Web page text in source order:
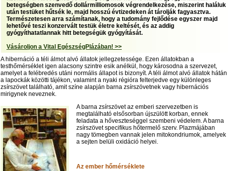
betegségben szenvedő dollármilliomosok végrendelkezése, miszerint haláluk
után testüket hűtsék le, majd hosszú évtizedeken át tárolják fagyasztva.
Természetesen arra számítanak, hogy a tudomány fejlődése egyszer majd
lehetővé teszi konzervált testük életre keltését, és az addig
gyógyíthatatlannak hitt betegségük gyógyítását.
Vásároljon a Vital EgészségPlázában! >>
A hibernáció a téli álmot alvó állatok jellegzetessége. Ezen állatokban a
testhőmérséklet igen alacsony szintre esik anélkül, hogy károsodna a szervezet,
amelyet a felébredés utáni normális állapot is bizonyít. A téli álmot alvó állatok hátán
a lapockák közötti tájékon, valamint a nyaki régióra felterjedve egy különleges
zsírszövet található, amit színe alapján barna zsírszövetnek vagy hibernációs
mirigynek neveznek.
A barna zsírszövet az emberi szervezetben is
megtalálható elsősorban újszülött korban, ennek
feladata a hőveszteséggel szembeni védelem. A barna
zsírszövet specifikus hőtermelő szerv. Plazmájában
nagy tömegben vannak jelen mitokondriumok, amelyek
a sejten belüli oxidáció helyei.
Az ember hőmérséklete